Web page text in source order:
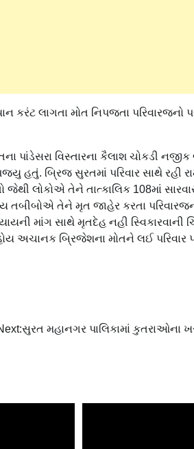
કરંટ લાગતા મોત નિપજતા
પાંડેસરા વિસ્તારના કૈલાશ ચોકડી નજીક
હતું. બ્રિજ સુરતમાં પરિવાર સાથે રહી
લોકોએ તેને તાત્કાલિક 108માં
તબીબોએ તેને મૃત જાહેર કરતા
માંગ સાથે મૃતદેહ નહી સ્વિકારવાની
અચાનક બ્રિજેશના મોતને લઈ
સુરત મહાનગર પાલિકામાં કુતરાઓના